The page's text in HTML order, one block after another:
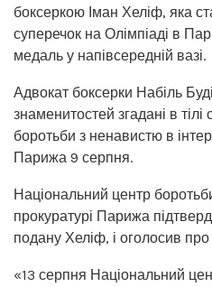
боксеркою Іман Хеліф, яка
суперечок на Олімпіаді в
медаль у напівсередній вазі.
Адвокат боксерки Набіль
знаменитостей згадані в
боротьби з ненавистю в
Парижа 9 серпня.
Національний центр
прокуратурі Парижа
подану Хеліф, і оголосив
«13 серпня Національний